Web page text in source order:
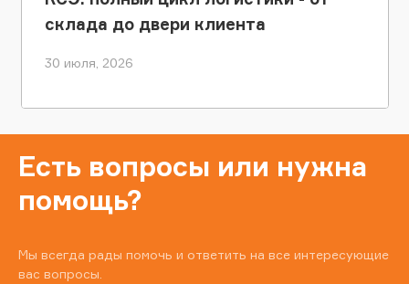
склада до двери клиента
30 июля, 2026
Есть вопросы или нужна
помощь?
Мы всегда рады помочь и ответить на все интересующие
вас вопросы.